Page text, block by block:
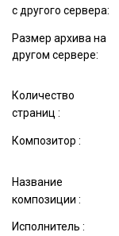
с другого сервера:
Размер архива на
другом сервере:
Количество
страниц :
Композитор :
Название
композиции :
Исполнитель :